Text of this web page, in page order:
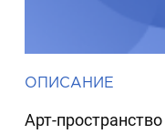
ОПИСАНИЕ
Арт-